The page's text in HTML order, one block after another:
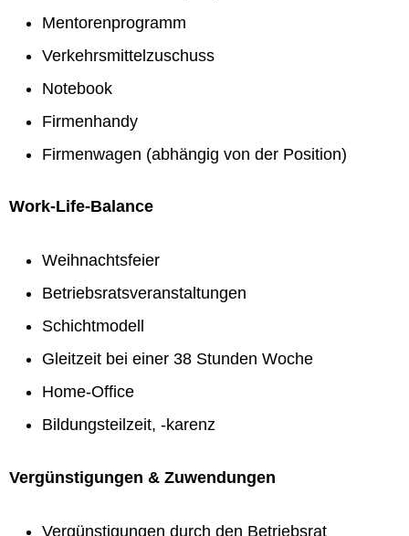
Mentorenprogramm
Verkehrsmittelzuschuss
Notebook
Firmenhandy
Firmenwagen (abhängig von der Position)
Work-Life-Balance
Weihnachtsfeier
Betriebsratsveranstaltungen
Schichtmodell
Gleitzeit bei einer 38 Stunden Woche
Home-Office
Bildungsteilzeit, -karenz
Vergünstigungen & Zuwendungen
Vergünstigungen durch den Betriebsrat